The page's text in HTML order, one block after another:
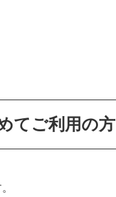
てご利用の方